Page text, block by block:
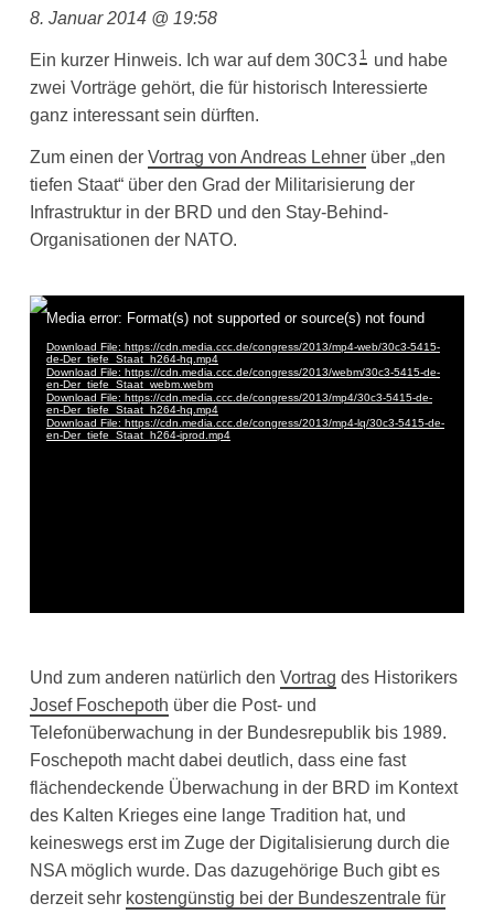
8. Januar 2014 @ 19:58
Ein kurzer Hinweis. Ich war auf dem 30C3 1 und habe
zwei Vorträge gehört, die für historisch Interessierte
ganz interessant sein dürften.
Zum einen der Vortrag von Andreas Lehnerüber „den
tiefen Staat“ über den Grad der Militarisierung der
Infrastruktur in der BRD und den Stay-Behind-
Organisationen der NATO.
Und zum anderen natürlich den Vortrag des Historikers
Josef Foschepoth über die Post- und
Telefonüberwachung in der Bundesrepublik bis 1989.
Foschepoth macht dabei deutlich, dass eine fast
flächendeckende Überwachung in der BRD im Kontext
des Kalten Krieges eine lange Tradition hat, und
keineswegs erst im Zuge der Digitalisierung durch die
NSA möglich wurde. Das dazugehörige Buch gibt es
derzeit sehr kostengünstig bei der Bundeszentrale für